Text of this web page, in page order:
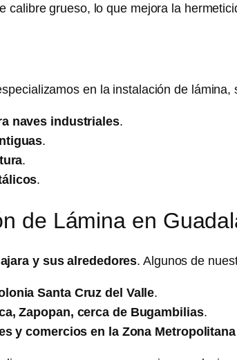
calibre grueso, lo que mejora la
en la instalación de lámina,
naves industriales.
.
.
.
de Lámina en
y sus alrededores. Algunos de
Santa Cruz del Valle.
Zapopan, cerca de Bugambilias.
y comercios en la Zona